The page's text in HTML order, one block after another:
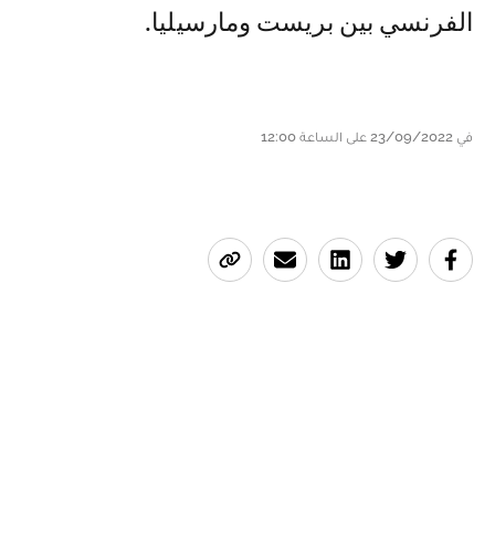
الفرنسي بين بريست ومارسيليا.
في 23/09/2022 على الساعة 12:00